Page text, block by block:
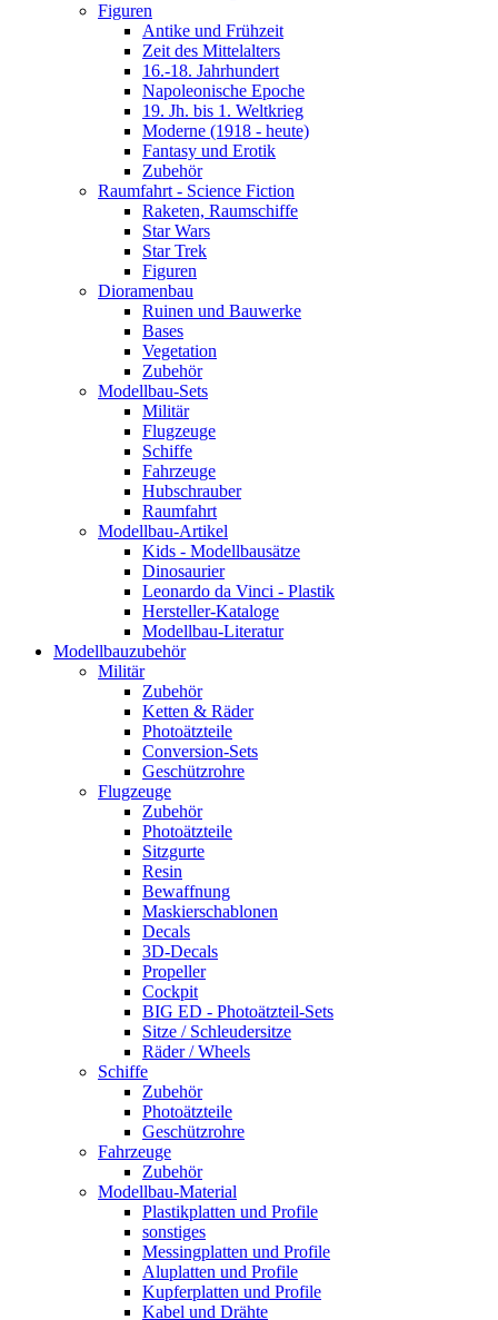
Figuren
Antike und Frühzeit
Zeit des Mittelalters
16.-18. Jahrhundert
Napoleonische Epoche
19. Jh. bis 1. Weltkrieg
Moderne (1918 - heute)
Fantasy und Erotik
Zubehör
Raumfahrt - Science Fiction
Raketen, Raumschiffe
Star Wars
Star Trek
Figuren
Dioramenbau
Ruinen und Bauwerke
Bases
Vegetation
Zubehör
Modellbau-Sets
Militär
Flugzeuge
Schiffe
Fahrzeuge
Hubschrauber
Raumfahrt
Modellbau-Artikel
Kids - Modellbausätze
Dinosaurier
Leonardo da Vinci - Plastik
Hersteller-Kataloge
Modellbau-Literatur
Modellbauzubehör
Militär
Zubehör
Ketten & Räder
Photoätzteile
Conversion-Sets
Geschützrohre
Flugzeuge
Zubehör
Photoätzteile
Sitzgurte
Resin
Bewaffnung
Maskierschablonen
Decals
3D-Decals
Propeller
Cockpit
BIG ED - Photoätzteil-Sets
Sitze / Schleudersitze
Räder / Wheels
Schiffe
Zubehör
Photoätzteile
Geschützrohre
Fahrzeuge
Zubehör
Modellbau-Material
Plastikplatten und Profile
sonstiges
Messingplatten und Profile
Aluplatten und Profile
Kupferplatten und Profile
Kabel und Drähte